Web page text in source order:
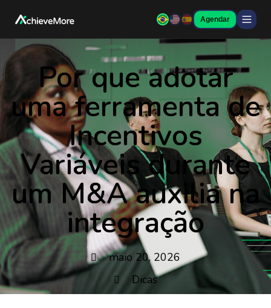
Agendar
Por que adotar
uma ferramenta de
Incentivos
Variáveis durante
um M&A auxilia na
integração
maio 20, 2026
Dicas